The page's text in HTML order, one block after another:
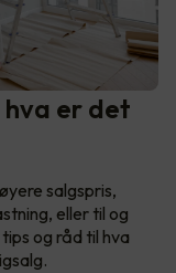
hva er det
salgspris,
eller til og
og råd til hva